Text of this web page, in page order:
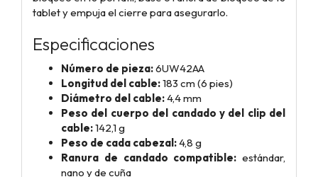
tablet y empuja el cierre para asegurarlo.
Especificaciones
Número de pieza:6UW42AA
Longitud del cable:183 cm (6 pies)
Diámetro del cable:4,4 mm
Peso del cuerpo del candado y del clip del
cable:142,1 g
Peso de cada cabezal:4,8 g
Ranura de candado compatible: estándar,
nano y de cuña